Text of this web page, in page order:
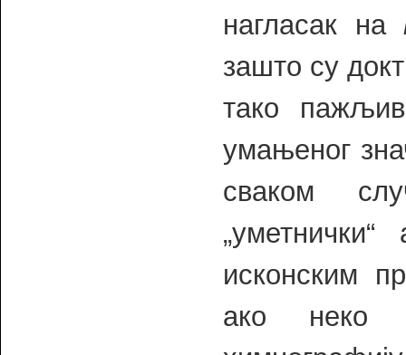
нагласак на
зашто су
тако
умањеног
сваком
исконским
ако неко